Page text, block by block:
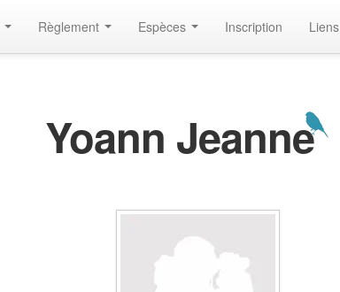
Règlement Espèces Inscription Liens
Yoann Jeanne